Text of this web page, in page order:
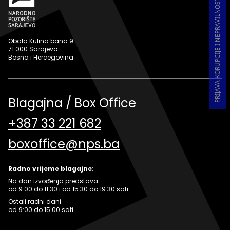
PRIJAVA KORUPCIJE I NEPRAVILNOSTI U RADU
Obala Kulina bana 9
71 000 Sarajevo
Bosna i Hercegovina
Blagajna / Box Office
+387 33 221 682
boxoffice@nps.ba
Radno vrijeme blagajne:
Na dan izvođenja predstava
od 9:00 do 11:30 i od 15:30 do 19:30 sati
Ostali radni dani
od 9:00 do 15:00 sati